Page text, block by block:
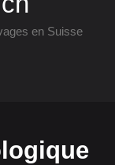
en Suisse